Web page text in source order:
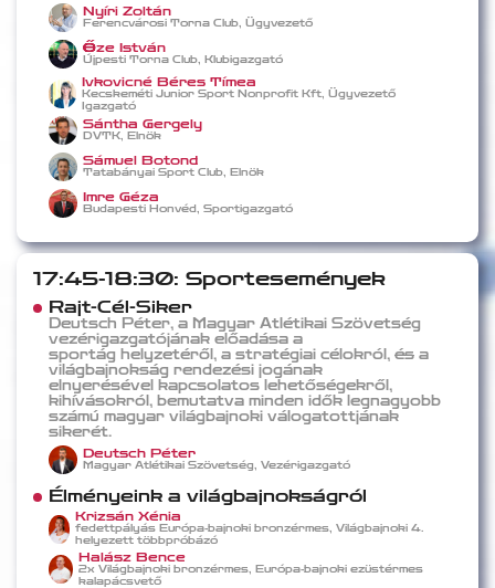
Nyíri Zoltán
Ferencvárosi Torna Club, Ügyvezető
Őze István
Újpesti Torna Club, Klubigazgató
Ivkovicné Béres Tímea
Kecskeméti Junior Sport Nonprofit Kft, Ügyvezető
Igazgató
Sántha Gergely
DVTK, Elnök
Sámuel Botond
Tatabányai Sport Club, Elnök
Imre Géza
Budapesti Honvéd, Sportigazgató
17:45-18:30: Sportesemények
Rajt-Cél-Siker
Deutsch Péter, a Magyar Atlétikai Szövetség
vezérigazgatójának előadása a
sportág helyzetéről, a stratégiai célokról, és a
világbajnokság rendezési jogának
elnyerésével kapcsolatos lehetőségekről,
kihívásokról, bemutatva minden idők legnagyobb
számú magyar világbajnoki válogatottjának
sikerét.
Deutsch Péter
Magyar Atlétikai Szövetség, Vezérigazgató
Élményeink a világbajnokságról
Krizsán Xénia
fedettpályás Európa-bajnoki bronzérmes, Világbajnoki 4.
helyezett többpróbázó
Halász Bence
2x Világbajnoki bronzérmes, Európa-bajnoki ezüstérmes
kalapácsvető